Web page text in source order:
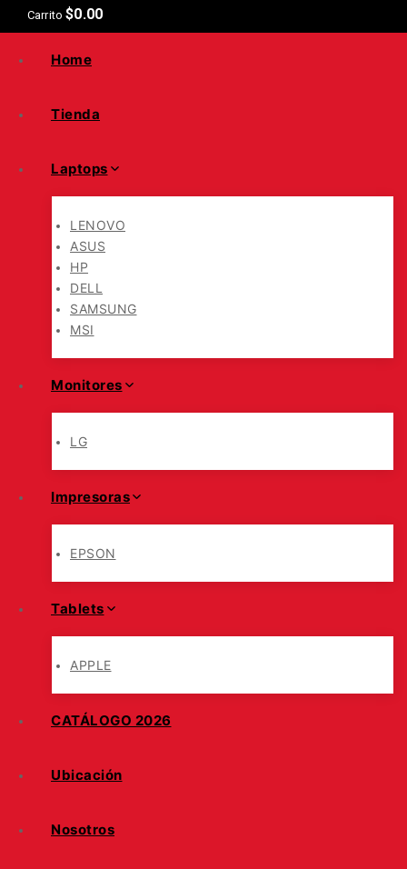
Carrito $0.00
Home
Tienda
Laptops
LENOVO
ASUS
HP
DELL
SAMSUNG
MSI
Monitores
LG
Impresoras
EPSON
Tablets
APPLE
CATÁLOGO 2026
Ubicación
Nosotros